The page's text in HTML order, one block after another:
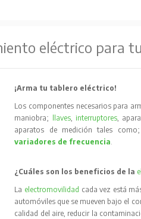
eléctrico para
¡Arma tu tablero eléctrico!
Los componentes necesarios para
maniobra;
llaves, interruptores,
aparatos de medición tales como;
variadores de frecuencia.
¿Cuáles son los beneficios de la
La electromovilidad cada vez está
automóviles que se mueven bajo el
calidad del aire, reducir la